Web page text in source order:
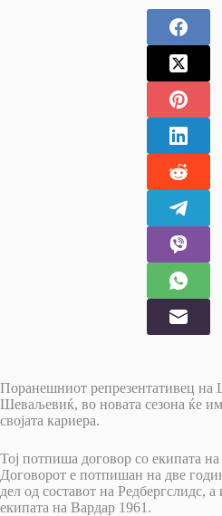
Поранешниот репрезентативец на
Шеваљевиќ, во новата сезона ќе
својата кариера.
Тој потпиша договор со екипата
Договорот е потпишан на две
дел од составот на Редбергслидс,
екипата на Вардар 1961.